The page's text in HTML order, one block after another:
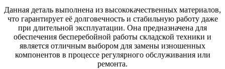
Данная деталь выполнена из высококачественных материалов,
что гарантирует её долговечность и стабильную работу даже
при длительной эксплуатации. Она предназначена для
обеспечения бесперебойной работы складской техники и
является отличным выбором для замены изношенных
компонентов в процессе регулярного обслуживания или
ремонта.